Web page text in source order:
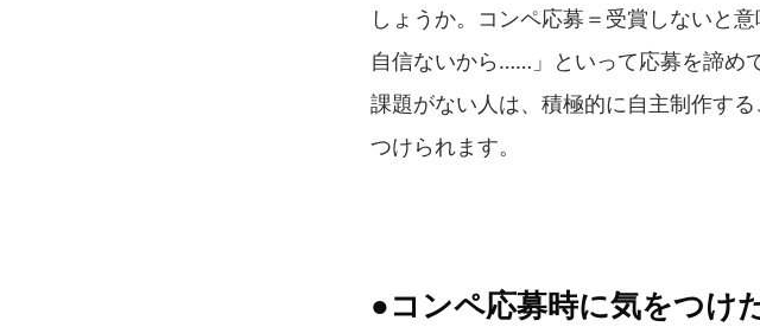
しょうか。コンペ応募＝受賞しないと
自信ないから……」といって応募を諦め
課題がない人は、積極的に自主制作す
つけられます。
●コンペ応募時に気をつけ